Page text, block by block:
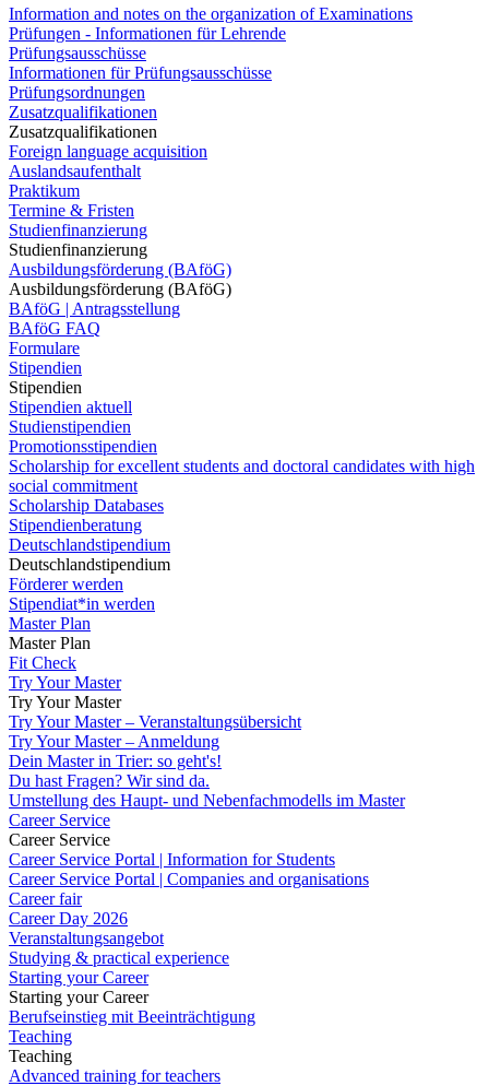
Information and notes on the organization of Examinations
Prüfungen - Informationen für Lehrende
Prüfungsausschüsse
Informationen für Prüfungsausschüsse
Prüfungsordnungen
Zusatzqualifikationen
Zusatzqualifikationen
Foreign language acquisition
Auslandsaufenthalt
Praktikum
Termine & Fristen
Studienfinanzierung
Studienfinanzierung
Ausbildungsförderung (BAföG)
Ausbildungsförderung (BAföG)
BAföG | Antragsstellung
BAföG FAQ
Formulare
Stipendien
Stipendien
Stipendien aktuell
Studienstipendien
Promotionsstipendien
Scholarship for excellent students and doctoral candidates with high
social commitment
Scholarship Databases
Stipendienberatung
Deutschlandstipendium
Deutschlandstipendium
Förderer werden
Stipendiat*in werden
Master Plan
Master Plan
Fit Check
Try Your Master
Try Your Master
Try Your Master – Veranstaltungsübersicht
Try Your Master – Anmeldung
Dein Master in Trier: so geht's!
Du hast Fragen? Wir sind da.
Umstellung des Haupt- und Nebenfachmodells im Master
Career Service
Career Service
Career Service Portal | Information for Students
Career Service Portal | Companies and organisations
Career fair
Career Day 2026
Veranstaltungsangebot
Studying & practical experience
Starting your Career
Starting your Career
Berufseinstieg mit Beeinträchtigung
Teaching
Teaching
Advanced training for teachers